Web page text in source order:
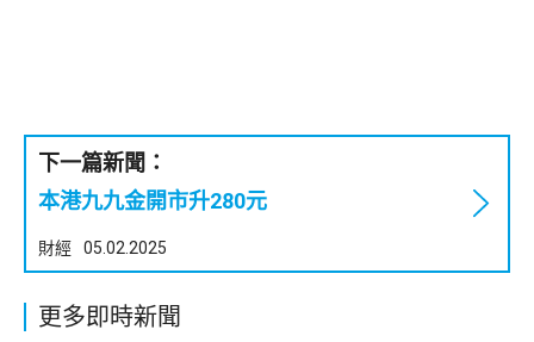
下一篇新聞：
本港九九金開市升280元
財經 05.02.2025
更多即時新聞